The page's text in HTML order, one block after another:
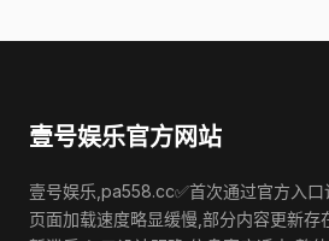
壹号娱乐官方网站
壹号娱乐,pa558.cc✅首次通过官方入口
页面加载速度略显缓慢,部分内容更新存